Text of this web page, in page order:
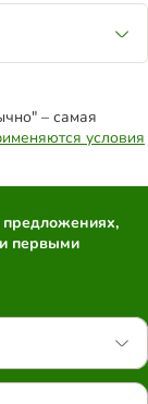
– самая
условия
предложениях,
первыми